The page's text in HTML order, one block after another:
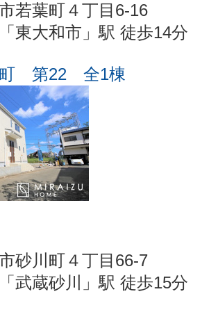
若葉町４丁目6-16
東大和市」駅 徒歩14分
町 第22 全1棟
砂川町４丁目66-7
武蔵砂川」駅 徒歩15分